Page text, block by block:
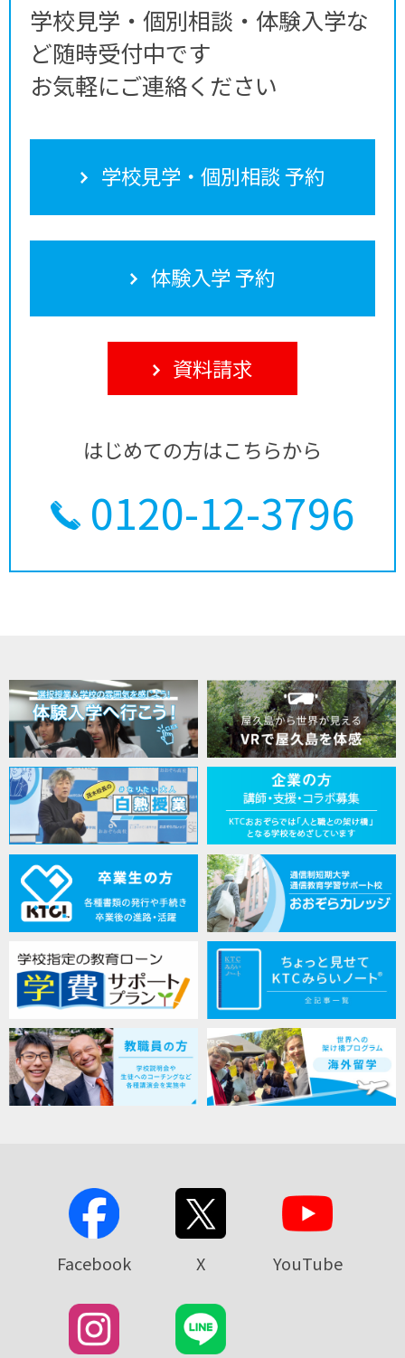
学校見学・個別相談・体験入学な
ど随時受付中です
お気軽にご連絡ください
学校見学・個別相談 予約
体験入学 予約
資料請求
はじめての方はこちらから
0120-12-3796
Facebook X YouTube